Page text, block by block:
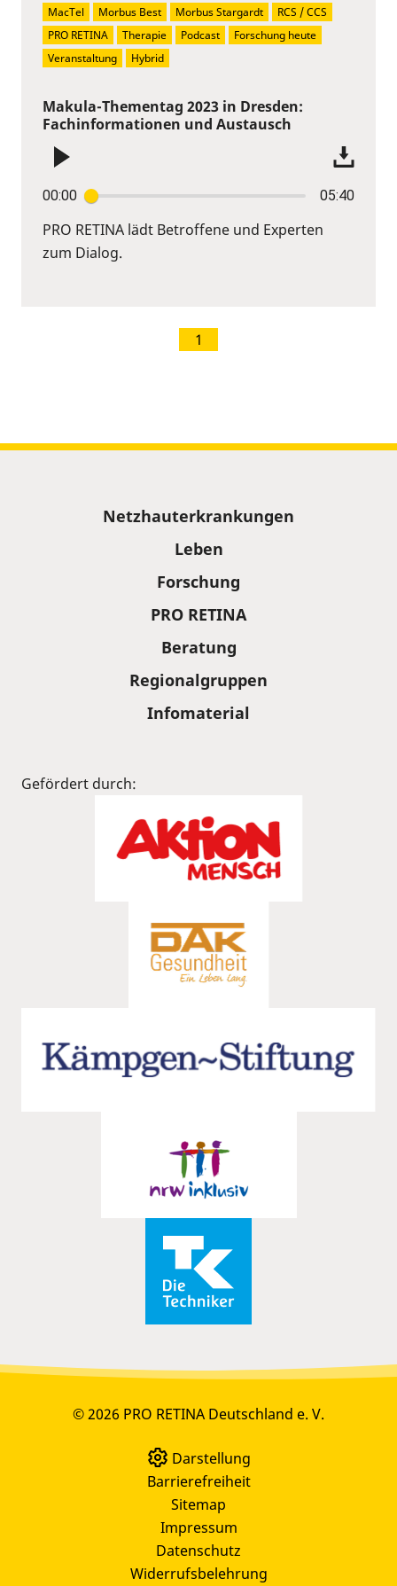
Makula-Thementag 2023 in Dresden:
Fachinformationen und Austausch
00:00 05:40
PRO RETINA lädt Betroffene und Experten
zum Dialog.
MacTel
Morbus Best Morbus Stargardt
RCS / CCS
PRO RETINA
Therapie Podcast
Forschung heute
Veranstaltung
Hybrid
1
Netzhauterkrankungen
Leben
Forschung
PRO RETINA
Beratung
Regionalgruppen
Infomaterial
Gefördert durch:
© 2026 PRO RETINA Deutschland e. V.
Darstellung
Barrierefreiheit
Sitemap
Impressum
Datenschutz
Widerrufsbelehrung